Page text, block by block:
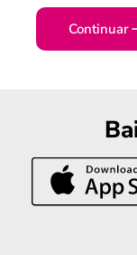
Continuar